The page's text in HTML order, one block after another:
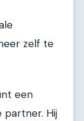
zelf te
een
Hij